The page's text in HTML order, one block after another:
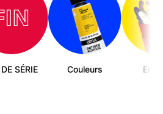
SÉRIE Couleurs